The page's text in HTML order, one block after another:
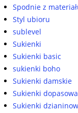
Spodnie z
Styl ubioru
sublevel
Sukienki
Sukienki basic
sukienki boho
Sukienki damskie
Sukienki
Sukienki